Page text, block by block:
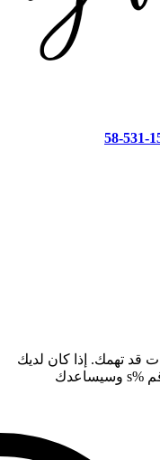
قد تهمك. إذا كان لديك
طلب محدد، راسلنا عبر واتساب على الرقم %s وسيساعدك